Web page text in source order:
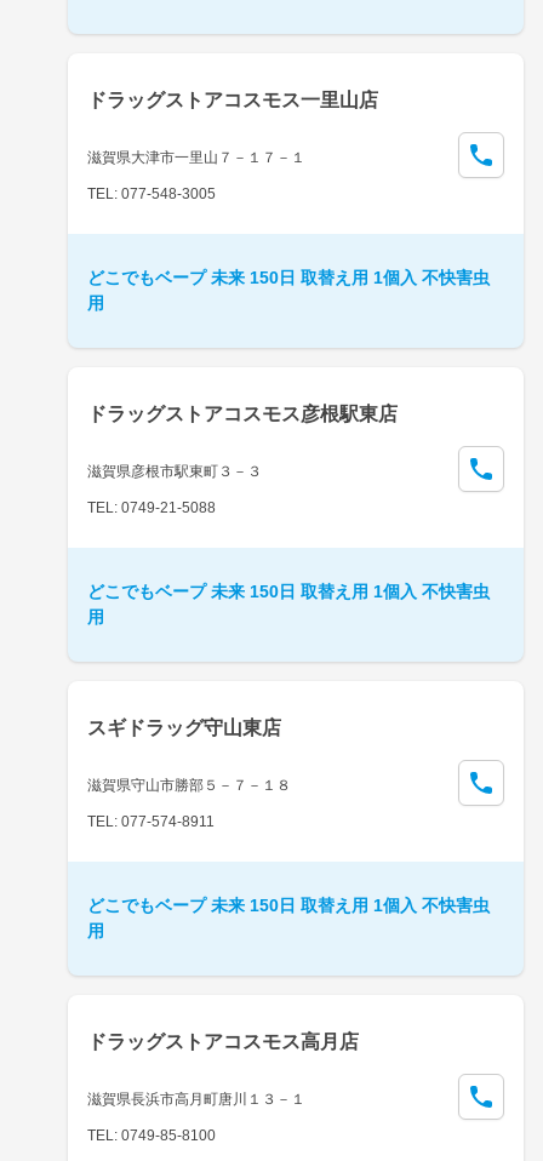
ドラッグストアコスモス一里山店
滋賀県大津市一里山７－１７－１
TEL: 077-548-3005
どこでもベープ 未来 150日 取替え用 1個入 不快害虫
用
ドラッグストアコスモス彦根駅東店
滋賀県彦根市駅東町３－３
TEL: 0749-21-5088
どこでもベープ 未来 150日 取替え用 1個入 不快害虫
用
スギドラッグ守山東店
滋賀県守山市勝部５－７－１８
TEL: 077-574-8911
どこでもベープ 未来 150日 取替え用 1個入 不快害虫
用
ドラッグストアコスモス高月店
滋賀県長浜市高月町唐川１３－１
TEL: 0749-85-8100